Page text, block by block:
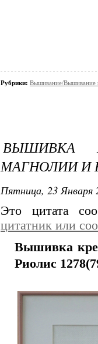
Рубрики: Вышивание/Вышивание
ВЫШИВКА
МАГНОЛИИ И
Пятница, 23 Января
Это цитата
цитатник или
Вышивка
Риолис